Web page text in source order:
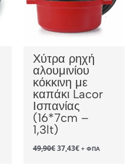
Χύτρα ρηχή
αλουμινίου
κόκκινη με
καπάκι Lacor
Ισπανίας
(16*7cm –
1,3lt)
49,90€Original
price
37,43€Η+ ΦΠΑ